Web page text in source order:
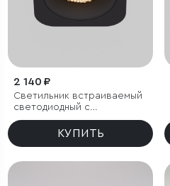
2 140 ₽
Светильник встраиваемый
светодиодный с
антибликовой решеткой
Tetro 10W 3000K черный
КУПИТЬ